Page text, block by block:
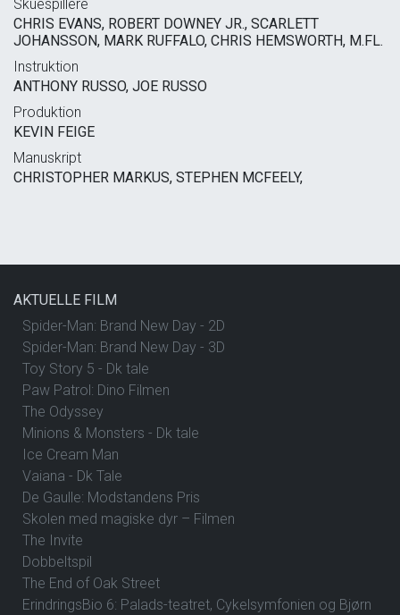
Skuespillere
CHRIS EVANS, ROBERT DOWNEY JR., SCARLETT
JOHANSSON, MARK RUFFALO, CHRIS HEMSWORTH, M.FL.
Instruktion
ANTHONY RUSSO, JOE RUSSO
Produktion
KEVIN FEIGE
Manuskript
CHRISTOPHER MARKUS, STEPHEN MCFEELY,
AKTUELLE FILM
Spider-Man: Brand New Day - 2D
Spider-Man: Brand New Day - 3D
Toy Story 5 - Dk tale
Paw Patrol: Dino Filmen
The Odyssey
Minions & Monsters - Dk tale
Ice Cream Man
Vaiana - Dk Tale
De Gaulle: Modstandens Pris
Skolen med magiske dyr – Filmen
The Invite
Dobbeltspil
The End of Oak Street
ErindringsBio 6: Palads-teatret, Cykelsymfonien og Bjørn